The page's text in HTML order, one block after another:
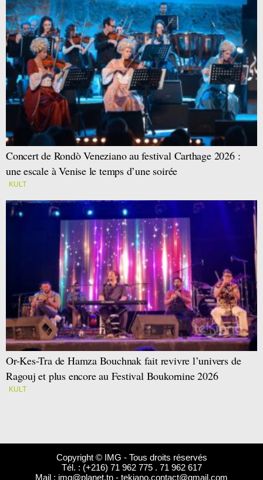
Concert de Rondò Veneziano au festival Carthage 2026 :
une escale à Venise le temps d’une soirée
KULT
Or-Kes-Tra de Hamza Bouchnak fait revivre l’univers de
Ragouj et plus encore au Festival Boukornine 2026
KULT
Copyright © IMG - Tous droits réservés
Tél. : (+216) 71 962 775 . 71 962 617
Mail : img@planet.tn - tekiano.contact@gmail.com